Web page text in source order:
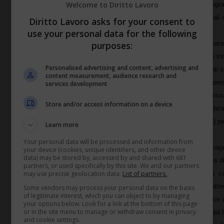
Giova evidenziare che la sospensione dovuta a Cassa
lavorativa effettivamente svolta, pertanto, entro i limiti
periodi di malattia, e cioè:
– quelli iniziati durante il trattamento di integrazione salariale
– quelli iniziati entro 60 giorni dalla cessazione del trattamento
La retribuzione media giornaliera, su cui applicare le
per gliimpiegati del terziario
: retribuzione lorda del mese
mensile degli emolumenti a carattere ricorrente (cioè
ecc.) diviso per 30. Qualora il mese precedente non fosse
delle giornate di lavoro prestate (incluse domeniche e festività)
–per glioperai:retribuzione lorda del mese (periodo di
settimanale) immediatamente precedente l’inizio della malattia
retribuite (in caso di settimana corta, le seste giornate si
coefficiente 0,20) più il rateo mensile degli emolumenti a
(per gli operai edili e i lavoratori ortofrutticoli e agrumari,
presa in considerazione la maggiorazione retributiva prevista dal
Welcome to Diritto Lavoro
Diritto Lavoro asks for your consent to
use your personal data for the following
purposes:
Personalised advertising and content, advertising and
content measurement, audience research and
services development
Store and/or access information on a device
Learn more
Your personal data will be processed and information from
your device (cookies, unique identifiers, and other device
data) may be stored by, accessed by and shared with 681
partners, or used specifically by this site. We and our partners
may use precise geolocation data. List of partners.
Some vendors may process your personal data on the basis
of legitimate interest, which you can object to by managing
your options below. Look for a link at the bottom of this page
or in the site menu to manage or withdraw consent in privacy
and cookie settings.